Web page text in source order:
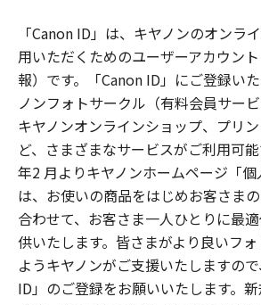
「Canon ID」は、キヤノンのオンラ
用いただくためのユーザーアカウン
報）です。「Canon ID」にご登録い
ノンフォトサークル（有料会員サービ
キヤノンオンラインショップ、プリ
ど、さまざまなサービスがご利用可
年2 月よりキヤノンホームページ「
は、お使いの商品をはじめお客さま
合わせて、お客さま一人ひとりに最
供いたします。皆さまがより良いフ
ようキヤノンがご支援いたしますの
ID」のご登録をお願いいたします。